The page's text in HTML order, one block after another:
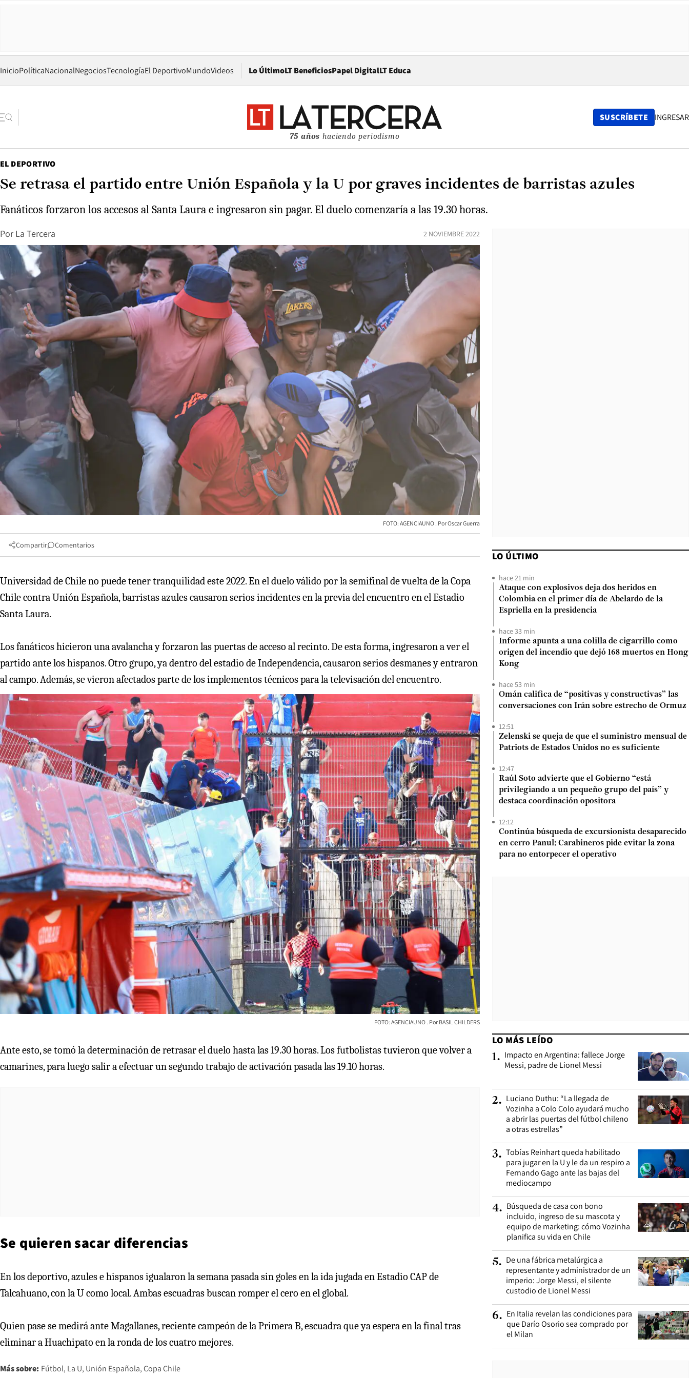
InicioPolíticaNacionalNegociosTecnologíaEl DeportivoMundoVideos Lo ÚltimoLT BeneficiosPapel DigitalOpens in new window
LT Educa
75 años haciendo periodismo
SUSCRÍBETE INGRESAR
EL DEPORTIVO
Se retrasa el partido entre Unión Española y la U por graves incidentes de barristas azules
Fanáticos forzaron los accesos al Santa Laura e ingresaron sin pagar. El duelo comenzaría a las 19.30 horas.
Por La Tercera 2 NOVIEMBRE 2022
FOTO: AGENCIAUNO Oscar Guerra
Compartir Comentarios
Universidad de Chile no puede tener tranquilidad este 2022. En el duelo válido por la semifinal de vuelta de la Copa
Chile contra Unión Española, barristas azules causaron serios incidentes en la previa del encuentro en el Estadio
Santa Laura.
Los fanáticos hicieron una avalancha y forzaron las puertas de acceso al recinto. De esta forma, ingresaron a ver el
partido ante los hispanos. Otro grupo, ya dentro del estadio de Independencia, causaron serios desmanes y entraron
al campo. Además, se vieron afectados parte de los implementos técnicos para la televisación del encuentro.
FOTO: AGENCIAUNO BASIL CHILDERS
Ante esto, se tomó la determinación de retrasar el duelo hasta las 19.30 horas. Los futbolistas tuvieron que volver a
camarines, para luego salir a efectuar un segundo trabajo de activación pasada las 19.10 horas.
Se quieren sacar diferencias
En los deportivo, azules e hispanos igualaron la semana pasada sin goles en la ida jugada en Estadio CAP de
Talcahuano, con la U como local. Ambas escuadras buscan romper el cero en el global.
Quien pase se medirá ante Magallanes, reciente campeón de la Primera B, escuadra que ya espera en la final tras
eliminar a Huachipato en la ronda de los cuatro mejores.
Más sobre: Fútbol La U Unión Española Copa Chile
LO ÚLTIMO
hace 21 min
Ataque con explosivos deja dos heridos en
Colombia en el primer día de Abelardo de la
Espriella en la presidencia
hace 33 min
Informe apunta a una colilla de cigarrillo como
origen del incendio que dejó 168 muertos en Hong
Kong
hace 53 min
Omán califica de “positivas y constructivas” las
conversaciones con Irán sobre estrecho de Ormuz
12:51
Zelenski se queja de que el suministro mensual de
Patriots de Estados Unidos no es suficiente
12:47
Raúl Soto advierte que el Gobierno “está
privilegiando a un pequeño grupo del país” y
destaca coordinación opositora
12:12
Continúa búsqueda de excursionista desaparecido
en cerro Panul: Carabineros pide evitar la zona
para no entorpecer el operativo
LO MÁS LEÍDO
1. Impacto en Argentina: fallece Jorge
Messi, padre de Lionel Messi
2. Luciano Duthu: “La llegada de
Vozinha a Colo Colo ayudará mucho
a abrir las puertas del fútbol chileno
a otras estrellas”
3. Tobías Reinhart queda habilitado
para jugar en la U y le da un respiro a
Fernando Gago ante las bajas del
mediocampo
4. Búsqueda de casa con bono
incluido, ingreso de su mascota y
equipo de marketing: cómo Vozinha
planifica su vida en Chile
5. De una fábrica metalúrgica a
representante y administrador de un
imperio: Jorge Messi, el silente
custodio de Lionel Messi
6. En Italia revelan las condiciones para
que Darío Osorio sea comprado por
el Milan